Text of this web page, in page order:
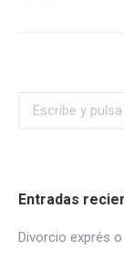
Buscar:
Entradas
Divorcio exprés